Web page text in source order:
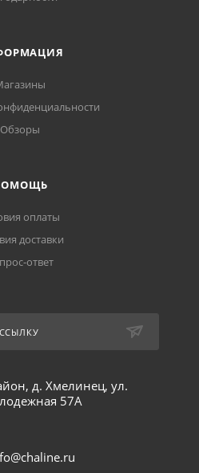
Обзоры
оплаты
доставки
ответ
д. Хмелинец, ул.
57А